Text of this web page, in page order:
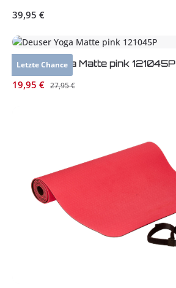
Regulärer Preis:
39,95 €
Letzte Chance
Deuser Yoga Matte pink 121045P
Verkaufspreis:
19,95 € Regulärer Preis:
27,95 €